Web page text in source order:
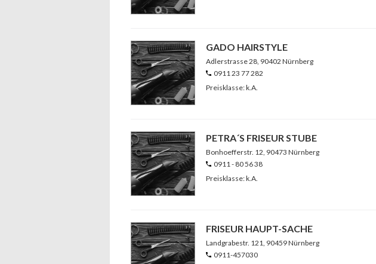
GADO HAIRSTYLE
Adlerstrasse 28, 90402 Nürnberg
0911 23 77 282
Preisklasse: k.A.
PETRA´S FRISEUR STUBE
Bonhoefferstr. 12, 90473 Nürnberg
0911 - 80 56 38
Preisklasse: k.A.
FRISEUR HAUPT-SACHE
Landgrabestr. 121, 90459 Nürnberg
0911-457030